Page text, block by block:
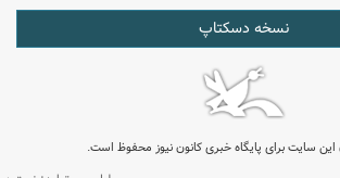
نسخه دسکتاپ
سایت برای پایگاه خبری کانون نیوز محفوظ است.